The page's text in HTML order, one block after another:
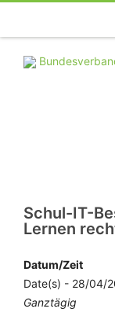
Schul-IT-
Lernen
Datum/Zeit
Date(s) - 28/04/
Ganztägig